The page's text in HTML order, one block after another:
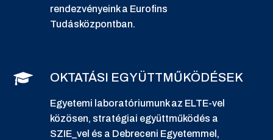
rendezvényeink a Eurofins
Tudásközpontban.
OKTATÁSI EGYÜTTMŰKÖDÉSEK
Egyetemi laboratóriumunk az ELTE-vel
közösen, stratégiai együttműködés a
SZIE_vel és a Debreceni Egyetemmel,